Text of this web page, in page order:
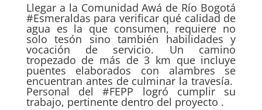
Llegar a la Comunidad Awá de Río Bogotá
#Esmeraldas para verificar qué calidad de
agua es la que consumen, requiere no
solo tesón sino también habilidades y
vocación de servicio. Un camino
tropezado de más de 3 km que incluye
puentes elaborados con alambres se
encuentran antes de culminar la travesía.
Personal del #FEPP logró cumplir su
trabajo, pertinente dentro del proyecto .